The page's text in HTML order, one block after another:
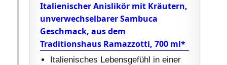
Italienischer Anislikör mit Kräutern,
unverwechselbarer Sambuca
Geschmack, aus dem
Traditionshaus Ramazzotti, 700 ml*
Italienisches Lebensgefühl in einer